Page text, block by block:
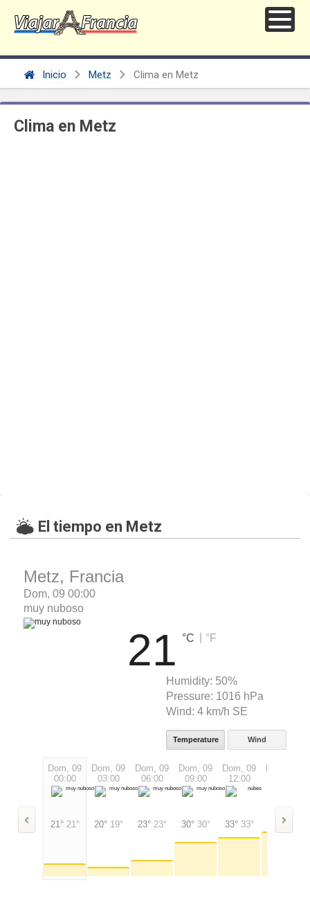
Inicio Metz Clima en Metz
Clima en Metz
El tiempo en Metz
Metz, Francia
Dom, 09 00:00
muy nuboso
21 °C °F
Humidity: 50%
Pressure: 1016 hPa
Wind: 4 km/h SE
Temperature Wind
Dom, 09
00:00
21° 21°
Dom, 09
03:00
20° 19°
Dom, 09
06:00
23° 23°
Dom, 09
09:00
30° 30°
Dom, 09
12:00
33° 33° 35°